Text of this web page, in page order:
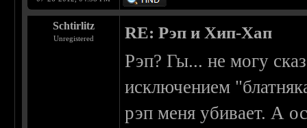
Schtirlitz
Unregistered RE: Рэп и Хип-Хап
Рэп? Гы... не могу
исключением
рэп меня убивает. А